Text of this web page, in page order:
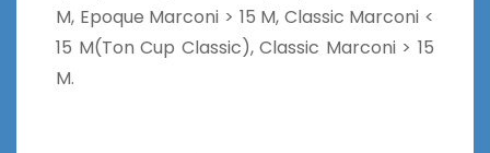
M, Epoque Marconi > 15 M, Classic Marconi <
15 M(Ton Cup Classic), Classic Marconi > 15
M.